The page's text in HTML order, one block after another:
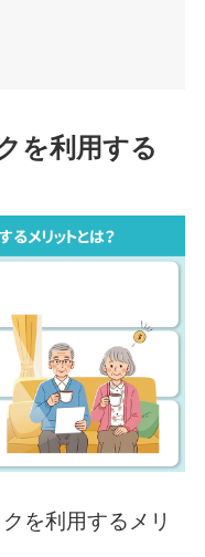
を利用する
を利用するメリ